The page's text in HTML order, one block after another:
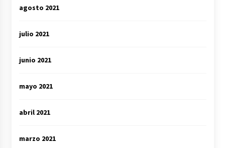
agosto 2021
julio 2021
junio 2021
mayo 2021
abril 2021
marzo 2021